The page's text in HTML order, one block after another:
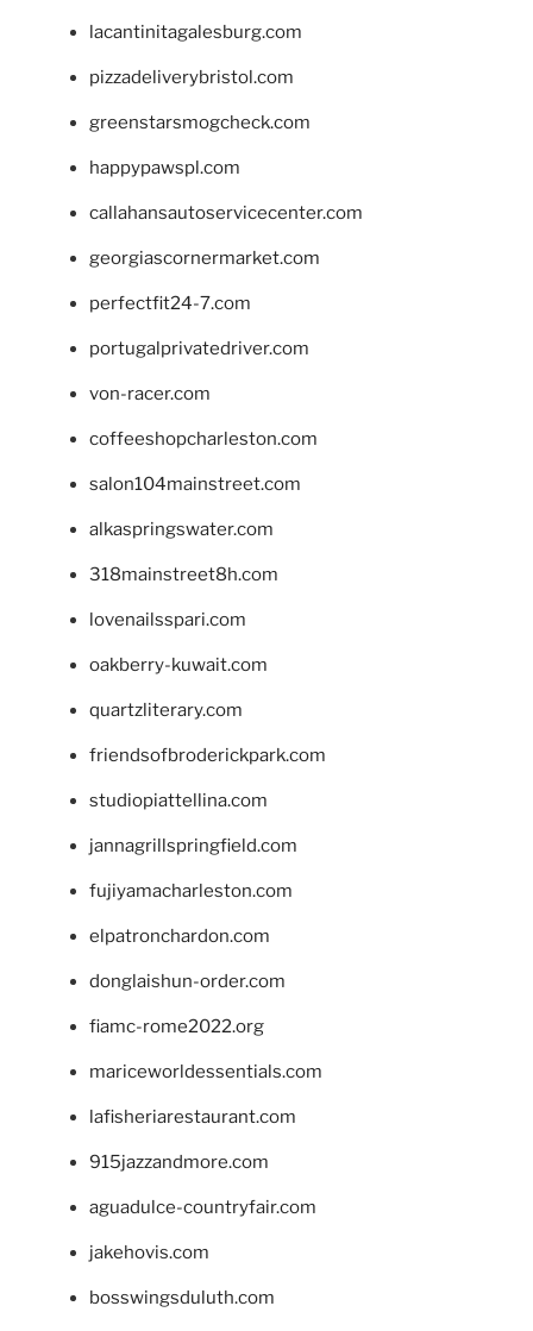
lacantinitagalesburg.com
pizzadeliverybristol.com
greenstarsmogcheck.com
happypawspl.com
callahansautoservicecenter.com
georgiascornermarket.com
perfectfit24-7.com
portugalprivatedriver.com
von-racer.com
coffeeshopcharleston.com
salon104mainstreet.com
alkaspringswater.com
318mainstreet8h.com
lovenailsspari.com
oakberry-kuwait.com
quartzliterary.com
friendsofbroderickpark.com
studiopiattellina.com
jannagrillspringfield.com
fujiyamacharleston.com
elpatronchardon.com
donglaishun-order.com
fiamc-rome2022.org
mariceworldessentials.com
lafisheriarestaurant.com
915jazzandmore.com
aguadulce-countryfair.com
jakehovis.com
bosswingsduluth.com